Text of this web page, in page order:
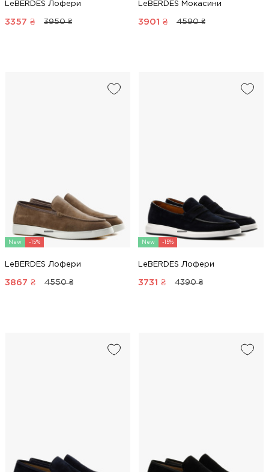
LeBERDES Лофери
3357 ₴ 3950 ₴
LeBERDES Мокасини
3901 ₴ 4590 ₴
New -15%
LeBERDES Лофери
3867 ₴ 4550 ₴
New -15%
LeBERDES Лофери
3731 ₴ 4390 ₴